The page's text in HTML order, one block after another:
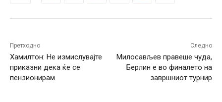
Претходно
Хамилтон: Не измислувајте
приказни дека ќе се
пензионирам
Следно
Милосављев правеше чуда,
Берлин е во финалето на
завршниот турнир